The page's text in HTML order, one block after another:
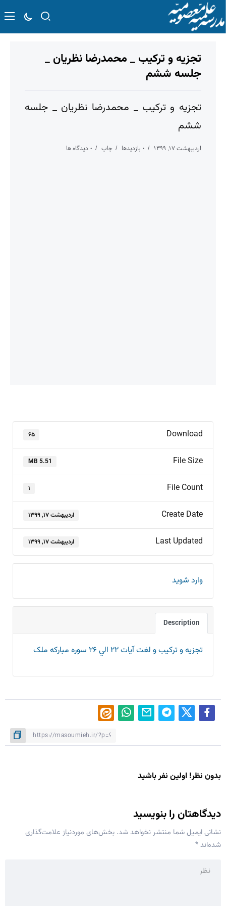
تجزیه و ترکیب _ محمدرضا نظریان _
جلسه ششم
تجزیه و ترکیب _ محمدرضا نظریان _ جلسه
ششم
اردیبهشت ۱۷, ۱۳۹۹ ۰ بازدیدها چاپ ۰ دیدگاه ها
Download ۶۵
File Size
5.51 MB
File Count ۱
Create Date اردیبهشت ۱۷, ۱۳۹۹
Last Updated اردیبهشت ۱۷, ۱۳۹۹
وارد شوید
Description
تجزيه و ترکيب و لغت آيات ۲۲ الي ۲۶ سوره مبارکه ملک
بدون نظر! اولین نفر باشید
دیدگاهتان را بنویسید
نشانی ایمیل شما منتشر نخواهد شد. بخش‌های موردنیاز علامت‌گذاری
شده‌اند*